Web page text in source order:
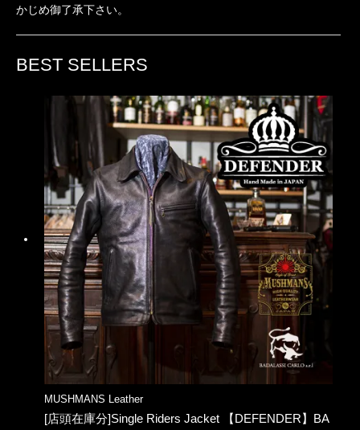
かじめ御了承下さい。
BEST SELLERS
MUSHMANS Leather
[店頭在庫分]Single Riders Jacket 【DEFENDER】BA